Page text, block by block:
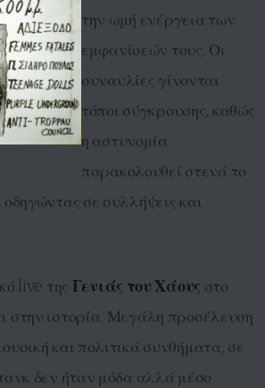
την ωμή ενέργεια των
εμφανίσεών τους. Οι
συναυλίες γίνονται
τόποι σύγκρουσης, καθώς
η αστυνομία
παρακολουθεί στενά το
σε συλλήψεις και
live της Γενιάς του Χάους στο
στην ιστορία. Μεγάλη προσέλευση
και πολιτικά συνθήματα, σε
δεν ήταν μόδα αλλά μέσο